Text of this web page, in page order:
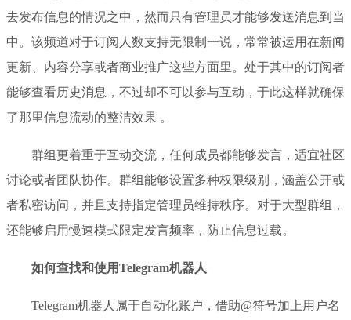
去发布信息的情况之中，然而只有管理员才能够发送消息到当
中。该频道对于订阅人数支持无限制一说，常常被运用在新闻
更新、内容分享或者商业推广这些方面里。处于其中的订阅者
能够查看历史消息，不过却不可以参与互动，于此这样就确保
了那里信息流动的整洁效果 。
群组更着重于互动交流，任何成员都能够发言，适宜社区
讨论或者团队协作。群组能够设置多种权限级别，涵盖公开或
者私密访问，并且支持指定管理员维持秩序。对于大型群组，
还能够启用慢速模式限定发言频率，防止信息过载。
如何查找和使用Telegram机器人
Telegram机器人属于自动化账户，借助@符号加上用户名